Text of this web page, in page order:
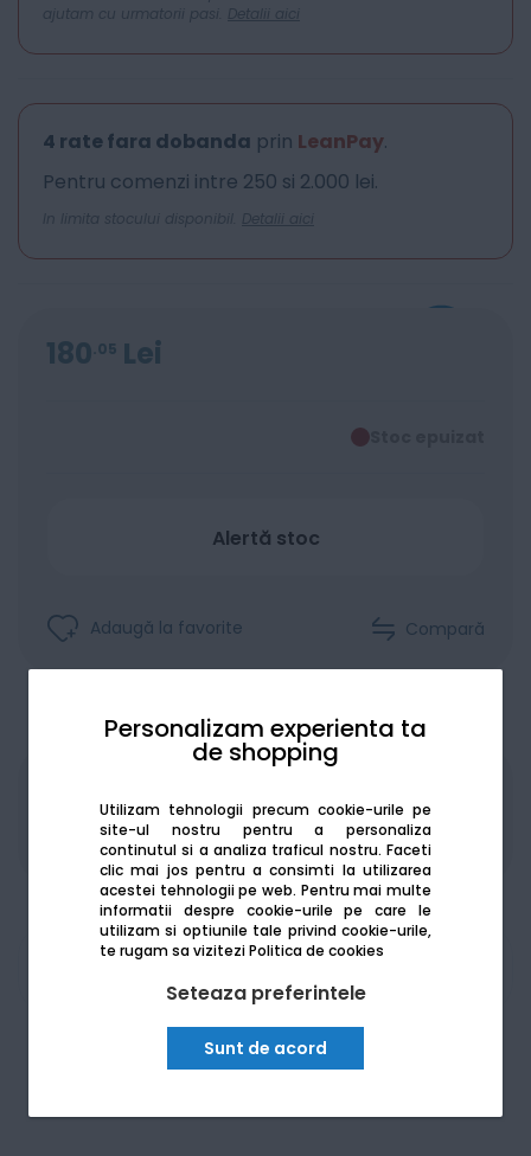
Personalizam experienta ta
de shopping
Utilizam tehnologii precum cookie-urile pe
site-ul nostru pentru a personaliza
continutul si a analiza traficul nostru. Faceti
clic mai jos pentru a consimti la utilizarea
acestei tehnologii pe web. Pentru mai multe
informatii despre cookie-urile pe care le
utilizam si optiunile tale privind cookie-urile,
te rugam sa viziteziPolitica de cookies
Seteaza preferintele
Sunt de acord
ajutam cu urmatorii pasi. Detalii aici
4 rate fara dobanda prin LeanPay.
Pentru comenzi intre 250 si 2.000 lei.
In limita stocului disponibil. Detalii aici
180 05 Lei
Alertă stoc
Adaugă la favorite Compară
achizitii publice SEAP/SICAP